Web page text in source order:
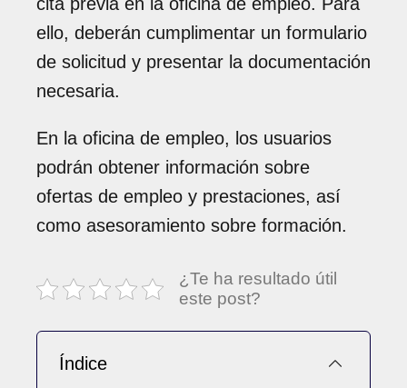
ello, deberán cumplimentar un formulario
de solicitud y presentar la documentación
necesaria.
En la oficina de empleo, los usuarios
podrán obtener información sobre
ofertas de empleo y prestaciones, así
como asesoramiento sobre formación.
¿Te ha resultado útil
este post?
Índice